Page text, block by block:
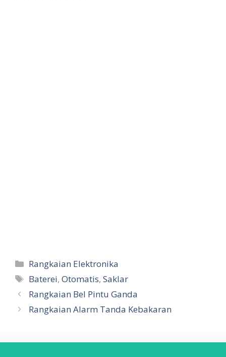
Categories
Rangkaian Elektronika
Tags
Baterei,Otomatis,Saklar
Rangkaian Bel Pintu Ganda
Rangkaian Alarm Tanda Kebakaran